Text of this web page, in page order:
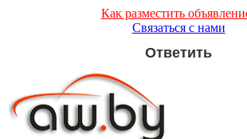
Как разместить
Связаться с нами
Ответить